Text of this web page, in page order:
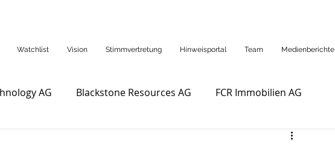
Watchlist Vision Stimmvertretung Hinweisportal Team Medienberichte
AG Blackstone Resources AG FCR Immobilien AG